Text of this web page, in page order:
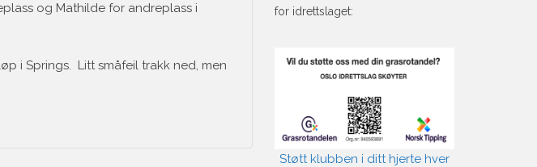
og Mathilde for andreplass i
i Springs. Litt småfeil trakk ned, men
for idrettslaget:
Støtt klubben i ditt hjerte hver